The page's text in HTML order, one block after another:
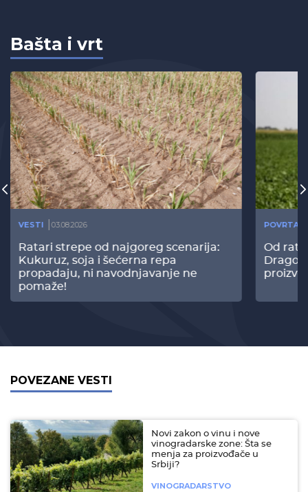
Bašta i vrt
VESTI 03.08.2026
Ratari strepe od najgoreg scenarija:
Kukuruz, soja i šećerna repa
propadaju, ni navodnjavanje ne
pomaže!
Od
POVEZANE VESTI
Novi zakon o vinu i nove
vinogradarske zone: Šta se
menja za proizvođače u
Srbiji?
VINOGRADARSTVO